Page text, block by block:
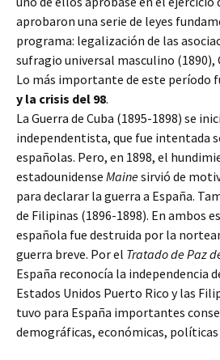
aprobaron una serie de leyes
programa: legalización de las
sufragio universal masculino
Lo más importante de este período
y la crisis del 98.
La Guerra de Cuba (1895-1898) se
independentista, que fue intentada
españolas. Pero, en 1898, el
estadounidense Mainesirvió de
para declarar la guerra a España.
de Filipinas (1896-1898). En ambos
española fue destruida por la
guerra breve. Por el Tratado de Paz
España reconocía la independencia
Estados Unidos Puerto Rico y las
tuvo para España importantes
demográficas, económicas,